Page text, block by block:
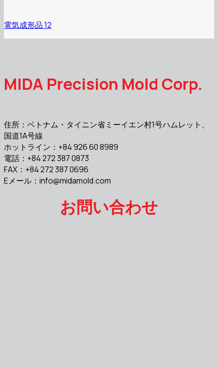
電気成形品 12
MIDA Precision Mold Corp.
住所：ベトナム・タイニン省ミーイエン村1号ハムレット、
国道1A号線
ホットライン：+84 926 60 8989
電話：+84 272 387 0873
FAX：+84 272 387 0696
Eメール： info@midamold.com
お問い合わせ